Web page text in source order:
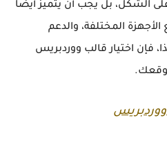
الشكل، بل يجب أن يتميز أيضًا
المختلفة، والدعم
فإن اختيار قالب ووردبريس
موقعك.
ووردبريس